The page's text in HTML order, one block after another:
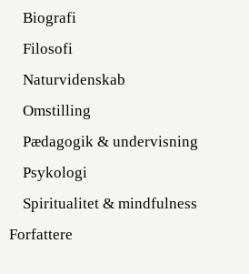
Biografi
Filosofi
Naturvidenskab
Omstilling
Pædagogik & undervisning
Psykologi
Spiritualitet & mindfulness
Forfattere